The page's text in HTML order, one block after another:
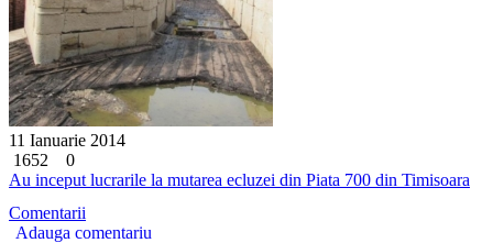
11 Ianuarie 2014
1652
0
Au inceput lucrarile la mutarea ecluzei din Piata 700 din Timisoara
Comentarii
Adauga comentariu